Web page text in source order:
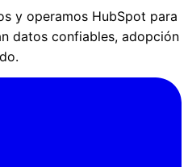
y operamos HubSpot para
datos confiables, adopción